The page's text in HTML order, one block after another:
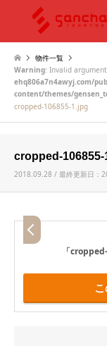
物件一覧
Warning: Invalid
ehq806a7n4awyj.com/
content/themes/
cropped-106855-1.jpg
cropped-106855-
2018.09.28 / 最終更新日：
「